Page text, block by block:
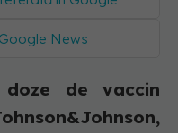
News
de vaccin